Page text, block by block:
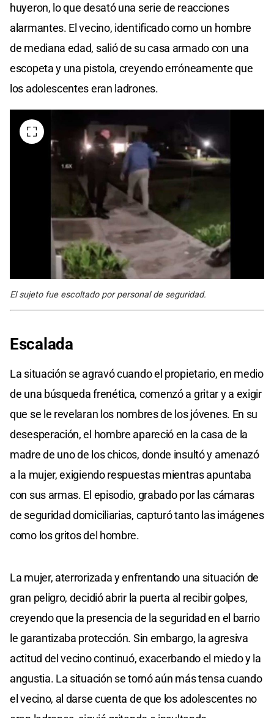
huyeron, lo que desató una serie de reacciones
alarmantes. El vecino, identificado como un hombre
de mediana edad, salió de su casa armado con una
escopeta y una pistola, creyendo erróneamente que
los adolescentes eran ladrones.
El sujeto fue escoltado por personal de seguridad.
Escalada
La situación se agravó cuando el propietario, en medio
de una búsqueda frenética, comenzó a gritar y a exigir
que se le revelaran los nombres de los jóvenes. En su
desesperación, el hombre apareció en la casa de la
madre de uno de los chicos, donde insultó y amenazó
a la mujer, exigiendo respuestas mientras apuntaba
con sus armas. El episodio, grabado por las cámaras
de seguridad domiciliarias, capturó tanto las imágenes
como los gritos del hombre.
La mujer, aterrorizada y enfrentando una situación de
gran peligro, decidió abrir la puerta al recibir golpes,
creyendo que la presencia de la seguridad en el barrio
le garantizaba protección. Sin embargo, la agresiva
actitud del vecino continuó, exacerbando el miedo y la
angustia. La situación se tornó aún más tensa cuando
el vecino, al darse cuenta de que los adolescentes no